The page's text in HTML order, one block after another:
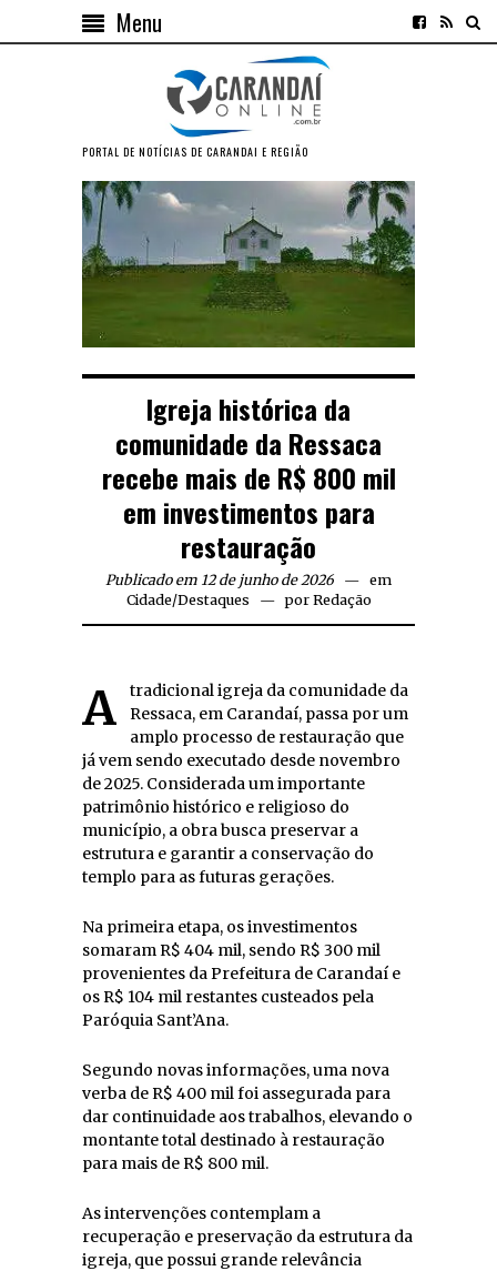
Menu
PORTAL DE NOTÍCIAS DE CARANDAI E REGIÃO
Igreja histórica da
comunidade da Ressaca
recebe mais de R$ 800 mil
em investimentos para
restauração
Publicado em 12 de junho de 2026
em
Cidade/Destaques por Redação
A tradicional igreja da comunidade da
Ressaca, em Carandaí, passa por um
amplo processo de restauração que
já vem sendo executado desde novembro
de 2025. Considerada um importante
patrimônio histórico e religioso do
município, a obra busca preservar a
estrutura e garantir a conservação do
templo para as futuras gerações.
Na primeira etapa, os investimentos
somaram R$ 404 mil, sendo R$ 300 mil
provenientes da Prefeitura de Carandaí e
os R$ 104 mil restantes custeados pela
Paróquia Sant’Ana.
Segundo novas informações, uma nova
verba de R$ 400 mil foi assegurada para
dar continuidade aos trabalhos, elevando o
montante total destinado à restauração
para mais de R$ 800 mil.
As intervenções contemplam a
recuperação e preservação da estrutura da
igreja, que possui grande relevância